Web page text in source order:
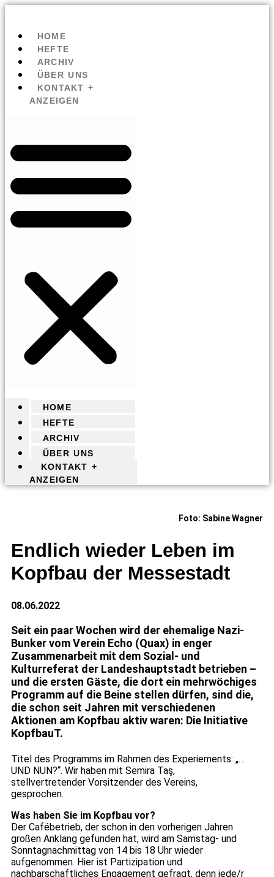
HOME
HEFTE
ARCHIV
ÜBER UNS
KONTAKT +
ANZEIGEN
HOME
HEFTE
ARCHIV
ÜBER UNS
KONTAKT +
ANZEIGEN
Foto: Sabine Wagner
Endlich wieder Leben im
Kopfbau der Messestadt
08.06.2022
Seit ein paar Wochen wird der ehemalige Nazi-
Bunker vom Verein Echo (Quax) in enger
Zusammenarbeit mit dem Sozial- und
Kulturreferat der Landeshauptstadt betrieben –
und die ersten Gäste, die dort ein mehrwöchiges
Programm auf die Beine stellen dürfen, sind die,
die schon seit Jahren mit verschiedenen
Aktionen am Kopfbau aktiv waren: Die Initiative
KopfbauT.
Titel des Programms im Rahmen des Experiements: „…
UND NUN?“. Wir haben mit Semira Taş,
stellvertretender Vorsitzender des Vereins,
gesprochen.
Was haben Sie im Kopfbau vor?
Der Cafébetrieb, der schon in den vorherigen Jahren
großen Anklang gefunden hat, wird am Samstag- und
Sonntagnachmittag von 14 bis 18 Uhr wieder
aufgenommen. Hier ist Partizipation und
nachbarschaftliches Engagement gefragt, denn jede/r